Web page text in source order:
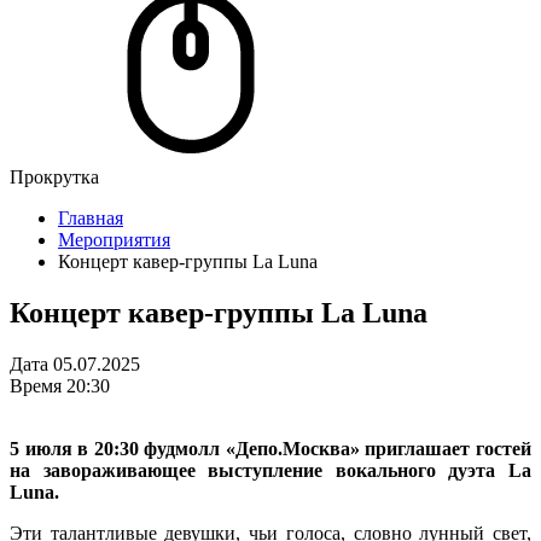
Прокрутка
Главная
Мероприятия
Концерт кавер-группы La Luna
Концерт кавер-группы La Luna
Дата 05.07.2025
Время 20:30
5 июля в 20:30 фудмолл «Депо.Москва» приглашает гостей
на завораживающее выступление вокального дуэта La
Luna.
Эти талантливые девушки, чьи голоса, словно лунный свет,